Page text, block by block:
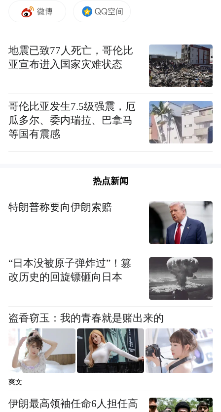
长。
湖北省机关事务管理局贯彻落实党中央关于
机关事务工作的方针政策和决策部署，落实
省委工作要求，在履行职责过程中坚持和加
强党对机关事务工作的集中统一领导。
来源：湖北省机关事务管理局官网、公开信
者所有。如有侵权请联系删除，电话：027-
01
02
｜湖北省委决定：鲁雪任湖北宏泰集团总经
理
地震已致77人死亡，哥伦比
亚宣布进入国家灾难状态
哥伦比亚发生7.5级强震，厄
瓜多尔、委内瑞拉、巴拿马
等国有震感
热点新闻
特朗普称要向伊朗索赔
“日本没被原子弹炸过”！篡
改历史的回旋镖砸向日本
盗香窃玉：我的青春就是赌出来的
爽文
伊朗最高领袖任命6人担任高